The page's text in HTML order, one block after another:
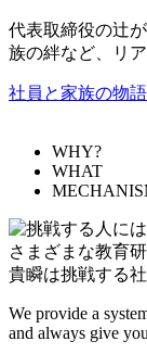
代表取締役の辻
族の絆など、リ
社員と家族の物
WHY?
WHAT
さまざまな教育
貴瞬は挑戦する
We provide a
and always give